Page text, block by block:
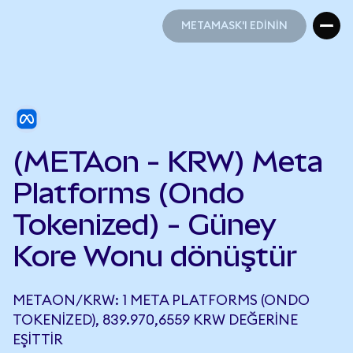
METAMASK'I EDİNİN
(METAon - KRW) Meta
Platforms (Ondo
Tokenized) - Güney
Kore Wonu dönüştür
METAON/KRW: 1 META PLATFORMS (ONDO
TOKENIZED), 839.970,6559 KRW DEĞERINE
EŞITTIR